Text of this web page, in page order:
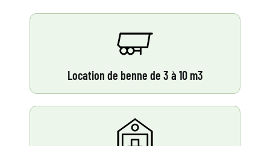
Location de benne de 3 à 10 m3